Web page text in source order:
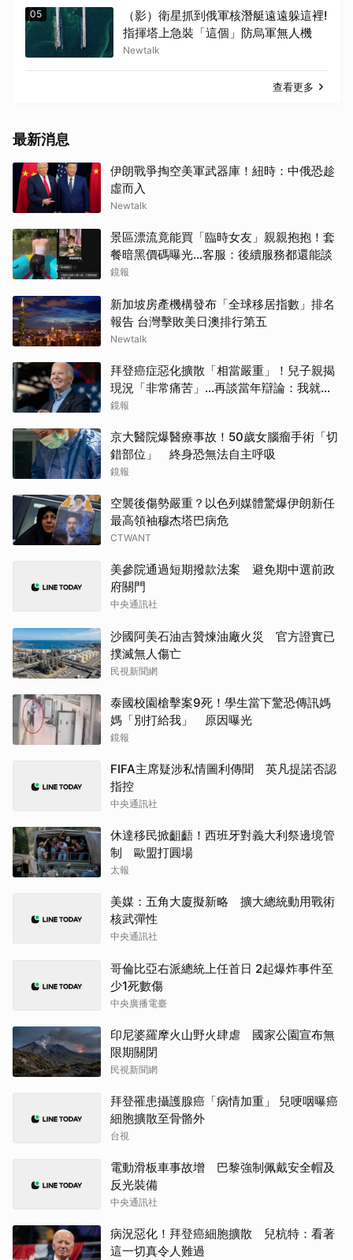
05
（影）衛星抓到俄軍核潛艇遠遠躲這裡!
指揮塔上急裝「這個」防烏軍無人機
Newtalk
查看更多
最新消息
伊朗戰爭掏空美軍武器庫！紐時：中俄恐趁
虛而入
Newtalk
景區漂流竟能買「臨時女友」親親抱抱！套
餐暗黑價碼曝光…客服：後續服務都還能談
鏡報
新加坡房產機構發布「全球移居指數」排名
報告 台灣擊敗美日澳排行第五
Newtalk
拜登癌症惡化擴散「相當嚴重」！兒子親揭
現況「非常痛苦」...再談當年辯論：我就知
道有問題
鏡報
京大醫院爆醫療事故！50歲女腦瘤手術「切
錯部位」 終身恐無法自主呼吸
鏡報
空襲後傷勢嚴重？以色列媒體驚爆伊朗新任
最高領袖穆杰塔巴病危
CTWANT
美參院通過短期撥款法案 避免期中選前政
府關門
中央通訊社
沙國阿美石油吉贊煉油廠火災 官方證實已
撲滅無人傷亡
民視新聞網
泰國校園槍擊案9死！學生當下驚恐傳訊媽
媽「別打給我」 原因曝光
鏡報
FIFA主席疑涉私情圖利傳聞 英凡提諾否認
指控
中央通訊社
休達移民掀齟齬！西班牙對義大利祭邊境管
制 歐盟打圓場
太報
美媒：五角大廈擬新略 擴大總統動用戰術
核武彈性
中央通訊社
哥倫比亞右派總統上任首日 2起爆炸事件至
少1死數傷
中央廣播電臺
印尼婆羅摩火山野火肆虐 國家公園宣布無
限期關閉
民視新聞網
拜登罹患攝護腺癌「病情加重」 兒哽咽曝癌
細胞擴散至骨骼外
台視
電動滑板車事故增 巴黎強制佩戴安全帽及
反光裝備
中央通訊社
病況惡化！拜登癌細胞擴散 兒杭特：看著
這一切真令人難過